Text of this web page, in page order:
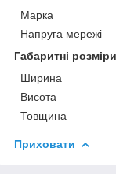
Марка
Напруга мережі
Габаритні розміри
Ширина
Висота
Товщина
Приховати